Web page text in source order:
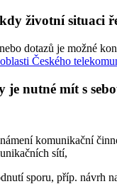
životní situaci
dotazů je možné
Českého
je nutné mít s
komunikační
sítí,
sporu, příp. návrh